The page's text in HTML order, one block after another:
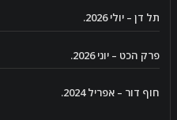
תל דן – יולי 2026.
פרק הכט – יוני 2026.
חוף דור – אפריל 2024.